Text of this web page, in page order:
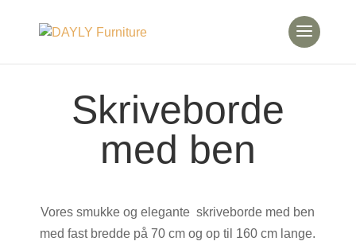
Skriveborde
med ben
Vores smukke og elegante skriveborde med ben
med fast bredde på 70 cm og op til 160 cm lange.